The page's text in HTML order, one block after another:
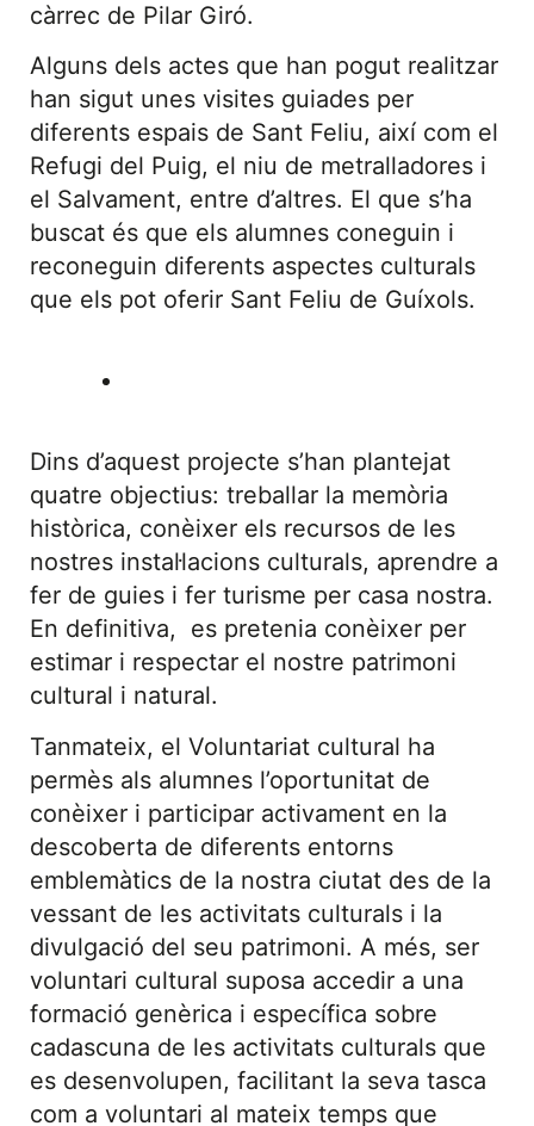
càrrec de Pilar Giró.
Alguns dels actes que han pogut realitzar
han sigut unes visites guiades per
diferents espais de Sant Feliu, així com el
Refugi del Puig, el niu de metralladores i
el Salvament, entre d’altres. El que s’ha
buscat és que els alumnes coneguin i
reconeguin diferents aspectes culturals
que els pot oferir Sant Feliu de Guíxols.
Dins d’aquest projecte s’han plantejat
quatre objectius: treballar la memòria
històrica, conèixer els recursos de les
nostres instal·lacions culturals, aprendre a
fer de guies i fer turisme per casa nostra.
En definitiva, es pretenia conèixer per
estimar i respectar el nostre patrimoni
cultural i natural.
Tanmateix, el Voluntariat cultural ha
permès als alumnes l’oportunitat de
conèixer i participar activament en la
descoberta de diferents entorns
emblemàtics de la nostra ciutat des de la
vessant de les activitats culturals i la
divulgació del seu patrimoni. A més, ser
voluntari cultural suposa accedir a una
formació genèrica i específica sobre
cadascuna de les activitats culturals que
es desenvolupen, facilitant la seva tasca
com a voluntari al mateix temps que